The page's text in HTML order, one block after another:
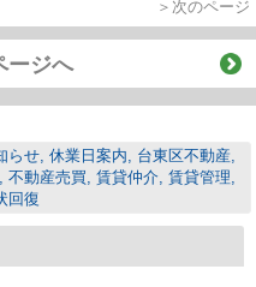
＞次のページ
ージへ
らせ, 休業日案内, 台東区不動産,
動産売買, 賃貸仲介, 賃貸管理,
回復